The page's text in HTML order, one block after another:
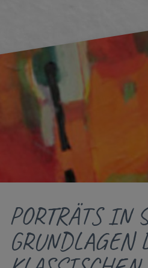
PORTRÄTS IN
GRUNDLAGEN